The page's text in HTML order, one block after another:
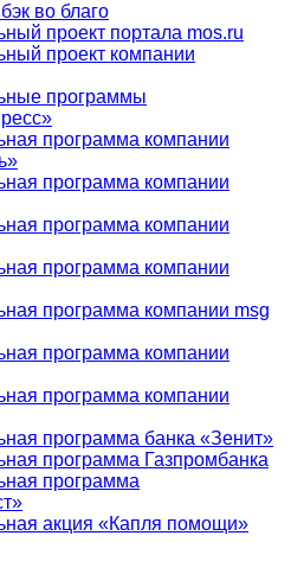
во благо
проект портала mos.ru
проект компании
программы
программа компании
программа компании
программа компании
программа компании
программа компании msg
программа компании
программа компании
программа банка «Зенит»
программа Газпромбанка
программа
акция «Капля помощи»